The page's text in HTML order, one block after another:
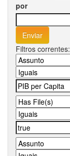
por
Filtros correntes: